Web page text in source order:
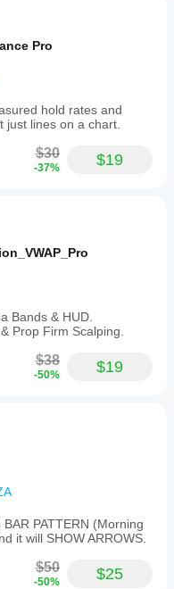
Pro
hold rates and
lines on a chart.
$30
-37% $19
Bands & HUD.
Prop Firm Scalping.
$38
-50% $19
PATTERN (Morning
it will SHOW ARROWS.
$50
-50% $25